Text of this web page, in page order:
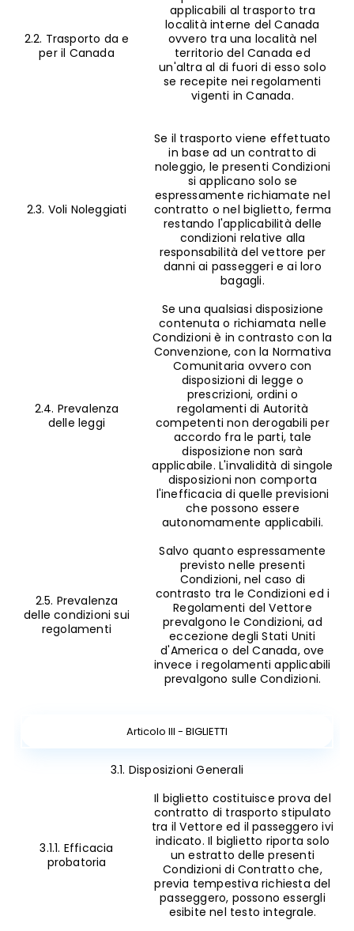
2.2. Trasporto da e
per il Canada
applicabili al trasporto tra
località interne del Canada
ovvero tra una località nel
territorio del Canada ed
un'altra al di fuori di esso solo
se recepite nei regolamenti
vigenti in Canada.
2.3. Voli Noleggiati
Se il trasporto viene effettuato
in base ad un contratto di
noleggio, le presenti Condizioni
si applicano solo se
espressamente richiamate nel
contratto o nel biglietto, ferma
restando l'applicabilità delle
condizioni relative alla
responsabilità del vettore per
danni ai passeggeri e ai loro
bagagli.
2.4. Prevalenza
delle leggi
Se una qualsiasi disposizione
contenuta o richiamata nelle
Condizioni è in contrasto con la
Convenzione, con la Normativa
Comunitaria ovvero con
disposizioni di legge o
prescrizioni, ordini o
regolamenti di Autorità
competenti non derogabili per
accordo fra le parti, tale
disposizione non sarà
applicabile. L'invalidità di singole
disposizioni non comporta
l'inefficacia di quelle previsioni
che possono essere
autonomamente applicabili.
2.5. Prevalenza
delle condizioni sui
regolamenti
Salvo quanto espressamente
previsto nelle presenti
Condizioni, nel caso di
contrasto tra le Condizioni ed i
Regolamenti del Vettore
prevalgono le Condizioni, ad
eccezione degli Stati Uniti
d'America o del Canada, ove
invece i regolamenti applicabili
prevalgono sulle Condizioni.
Articolo III - BIGLIETTI
3.1. Disposizioni Generali
3.1.1. Efficacia
probatoria
Il biglietto costituisce prova del
contratto di trasporto stipulato
tra il Vettore ed il passeggero ivi
indicato. Il biglietto riporta solo
un estratto delle presenti
Condizioni di Contratto che,
previa tempestiva richiesta del
passeggero, possono essergli
esibite nel testo integrale.